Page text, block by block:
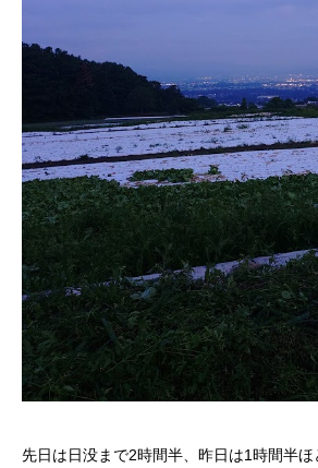
先日は日没まで2時間半、昨日は1時間半